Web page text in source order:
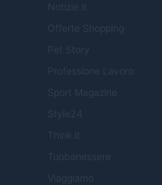
Notizie.it
Offerte Shopping
Pet Story
Professione Lavoro
Sport Magazine
Style24
Think.it
Tuobenessere
Viaggiamo